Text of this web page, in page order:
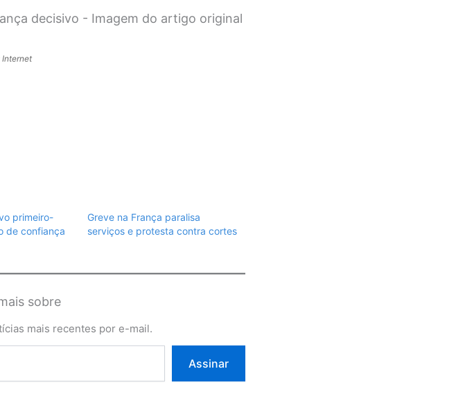
Internet
primeiro-
de confiança
Greve na França paralisa
serviços e protesta contra cortes
sobre
mais recentes por e-mail.
Assinar